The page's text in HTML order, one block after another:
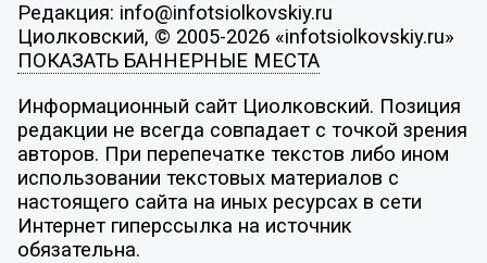
Редакция: info@infotsiolkovskiy.ru
Циолковский, © 2005-2026 «infotsiolkovskiy.ru»
ПОКАЗАТЬ БАННЕРНЫЕ МЕСТА
Информационный сайт Циолковский. Позиция
редакции не всегда совпадает с точкой зрения
авторов. При перепечатке текстов либо ином
использовании текстовых материалов с
настоящего сайта на иных ресурсах в сети
Интернет гиперссылка на источник
обязательна.